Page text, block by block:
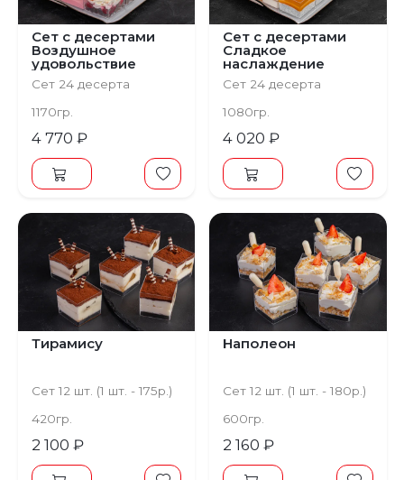
Сет с десертами
Воздушное
удовольствие
Сет 24 десерта
1170гр.
4 770 ₽
Сет с десертами
Сладкое
наслаждение
Сет 24 десерта
1080гр.
4 020 ₽
Тирамису
Сет 12 шт. (1 шт. - 175р.)
420гр.
2 100 ₽
Наполеон
Сет 12 шт. (1 шт. - 180р.)
600гр.
2 160 ₽